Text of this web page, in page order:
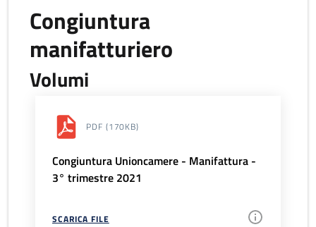
Congiuntura
manifatturiero
Volumi
PDF (170KB)
Congiuntura Unioncamere - Manifattura -
3° trimestre 2021
SCARICA FILE